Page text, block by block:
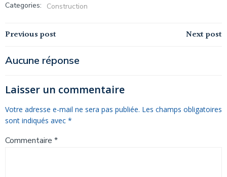
Categories: Construction
Navigation
de
l’article
Previous post Navigation
l’article
Next post
Aucune réponse
Laisser un commentaire
Votre adresse e-mail ne sera pas publiée. Les champs obligatoires
sont indiqués avec *
Commentaire *